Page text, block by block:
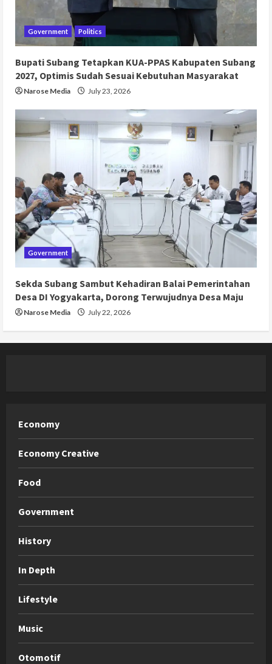
Government Politics
Bupati Subang Tetapkan KUA-PPAS Kabupaten Subang
2027, Optimis Sudah Sesuai Kebutuhan Masyarakat
Narose Media July 23, 2026
Government
Sekda Subang Sambut Kehadiran Balai Pemerintahan
Desa DI Yogyakarta, Dorong Terwujudnya Desa Maju
Narose Media July 22, 2026
Economy
Economy Creative
Food
Government
History
In Depth
Lifestyle
Music
Otomotif